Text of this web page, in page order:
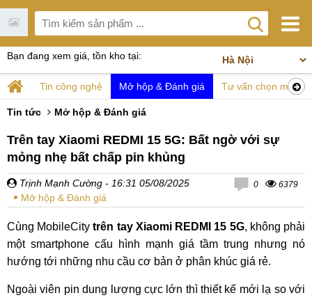
Bạn đang xem giá, tồn kho tại:
Tin công nghệ Mở hộp & Đánh giá Tư vấn chọn mua
Tin tức Mở hộp & Đánh giá
Trên tay Xiaomi REDMI 15 5G: Bất ngờ với sự
mỏng nhẹ bất chấp pin khủng
Trịnh Mạnh Cường - 16:31 05/08/2025
Mở hộp & Đánh giá
0 6379
Cùng MobileCitytrên tay Xiaomi REDMI 15 5G, không phải
một smartphone cấu hình mạnh giá tầm trung nhưng nó
hướng tới những nhu cầu cơ bản ở phân khúc giá rẻ.
Ngoài viên pin dung lượng cực lớn thì thiết kế mới lạ so với